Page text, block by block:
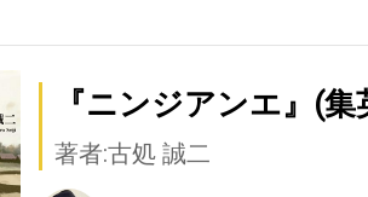
『ニンジアンエ』(集
著者:古処 誠二